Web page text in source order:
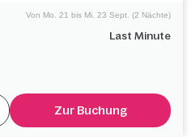
Last Minute
Von Mo. 21 bis Mi. 23 Sept. (2 Nächte)
Zur Buchung